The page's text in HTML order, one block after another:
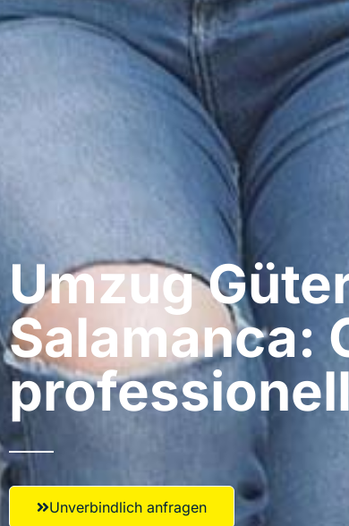
Umzug
Salamanca:
professionell​
Unverbindlich anfragen